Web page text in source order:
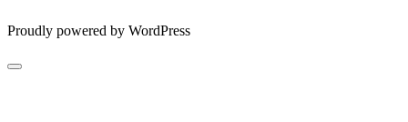
Proudly powered by WordPress